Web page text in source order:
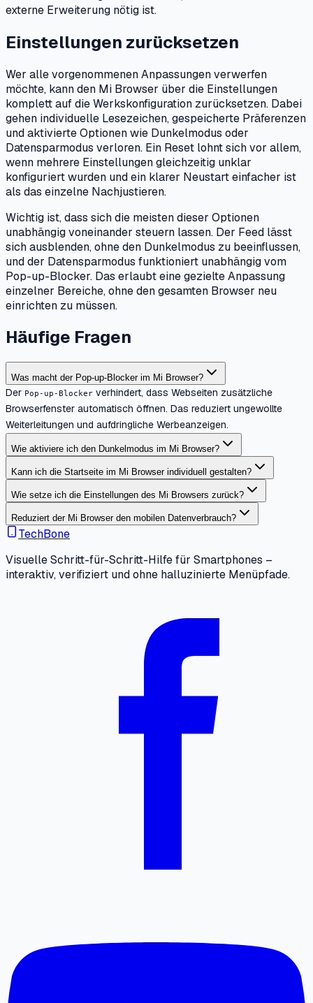
externe Erweiterung nötig ist.
Einstellungen zurücksetzen
Wer alle vorgenommenen Anpassungen verwerfen
möchte, kann den Mi Browser über die Einstellungen
komplett auf die Werkskonfiguration zurücksetzen. Dabei
gehen individuelle Lesezeichen, gespeicherte Präferenzen
und aktivierte Optionen wie Dunkelmodus oder
Datensparmodus verloren. Ein Reset lohnt sich vor allem,
wenn mehrere Einstellungen gleichzeitig unklar
konfiguriert wurden und ein klarer Neustart einfacher ist
als das einzelne Nachjustieren.
Wichtig ist, dass sich die meisten dieser Optionen
unabhängig voneinander steuern lassen. Der Feed lässt
sich ausblenden, ohne den Dunkelmodus zu beeinflussen,
und der Datensparmodus funktioniert unabhängig vom
Pop-up-Blocker. Das erlaubt eine gezielte Anpassung
einzelner Bereiche, ohne den gesamten Browser neu
einrichten zu müssen.
Häufige Fragen
Was macht der Pop-up-Blocker im Mi Browser?
Der Pop-up-Blocker verhindert, dass Webseiten zusätzliche
Browserfenster automatisch öffnen. Das reduziert ungewollte
Weiterleitungen und aufdringliche Werbeanzeigen.
Wie aktiviere ich den Dunkelmodus im Mi Browser?
Kann ich die Startseite im Mi Browser individuell gestalten?
Wie setze ich die Einstellungen des Mi Browsers zurück?
Reduziert der Mi Browser den mobilen Datenverbrauch?
TechBone
Visuelle Schritt-für-Schritt-Hilfe für Smartphones –
interaktiv, verifiziert und ohne halluzinierte Menüpfade.